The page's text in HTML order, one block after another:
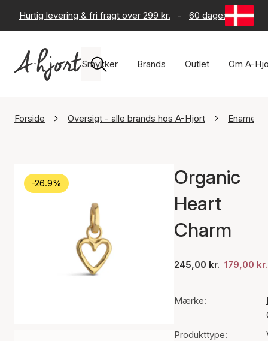
Hurtig levering & fri fragt over 299 kr. - 60 dages returret
Smykker Brands Outlet Om A-
Forside Oversigt - alle brands hos A-Hjort Enamel
-26.9%
Organic
Heart
Charm
245,00 kr. 179,00 kr.
Mærke:
Produkttype: